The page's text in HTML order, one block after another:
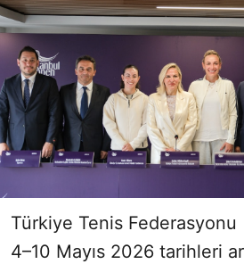
Türkiye Tenis Federasyonu
4–10 Mayıs 2026 tarihleri